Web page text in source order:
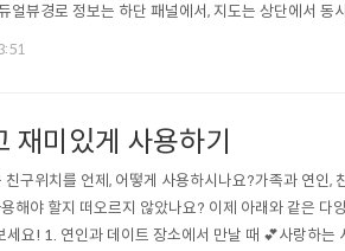
얼뷰경로 정보는 하단 패널에서, 지도는 상단에서 동
택하면 해당 위치가 확대되어 이동 경로를 더욱 쉽게
재미있게 사용하기
구위치를 언제, 어떻게 사용하시나요?가족과 연인,
해야 할지 떠오르지 않았나요? 이제 아래와 같은 다
요! 1. 연인과 데이트 장소에서 만날 때 💕사랑하는